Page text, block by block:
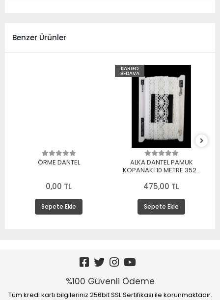
Benzer Ürünler
ÖRME DANTEL
0,00 TL
Sepete Ekle
KARGO
BEDAVA
ALKA DANTEL PAMUK
KOPANAKİ 10 METRE 3520
475,00 TL
Sepete Ekle
%100 Güvenli Ödeme
Tüm kredi kartı bilgileriniz 256bit SSL Sertifikası ile korunmaktadır.